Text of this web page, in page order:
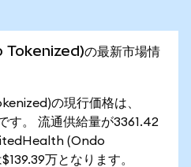
の最新市場情
の現行価格は、
す。 流通供給量が3361.42
(Ondo
万となります。